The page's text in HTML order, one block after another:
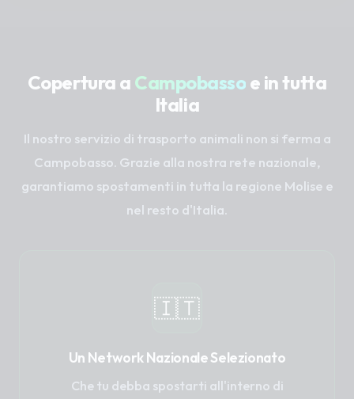
Copertura a Campobasso e in tutta
Italia
Il nostro servizio di trasporto animali non si ferma a
Campobasso. Grazie alla nostra rete nazionale,
garantiamo spostamenti in tutta la regione Molise e
nel resto d'Italia.
🇮🇹
Un Network Nazionale Selezionato
Che tu debba spostarti all'interno di